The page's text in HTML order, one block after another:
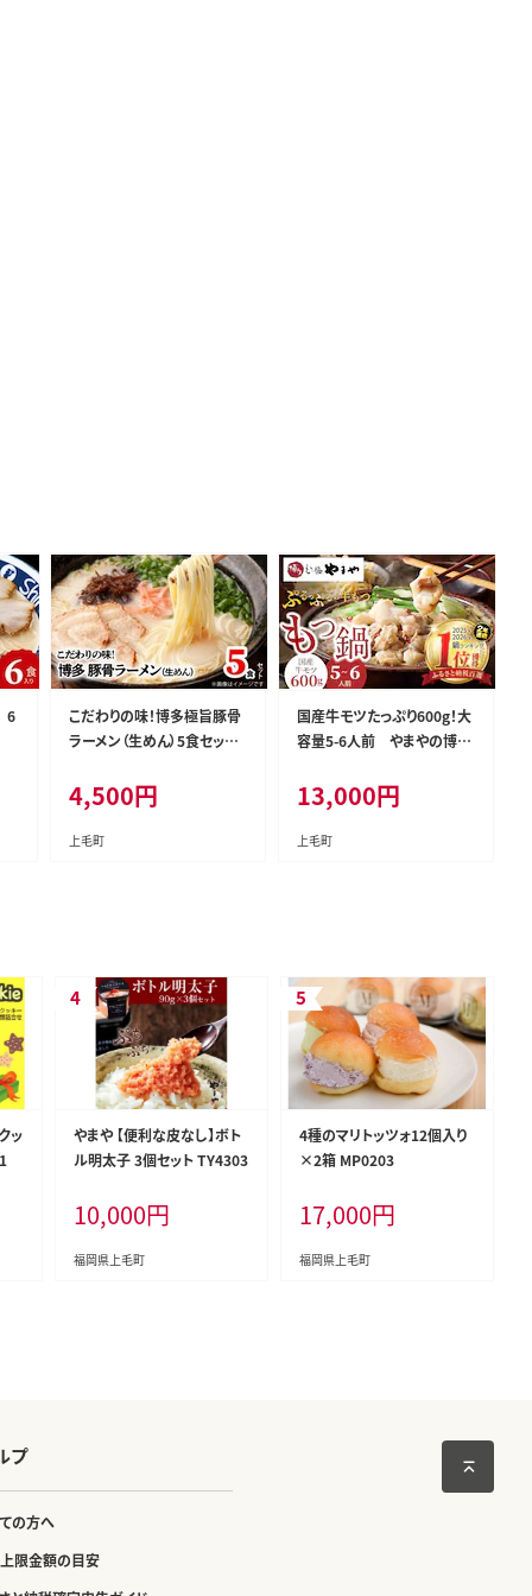
6
こだわりの味！博多極旨豚骨
ラーメン（生めん）5食セッ
4,500円
上毛町
国産牛モツたっぷり600g！大
容量5-6人前 やまやの博多
13,000円
上毛町
ッ
やまや 【便利な皮なし】ボト
ル明太子 3個セット TY4303
10,000円
福岡県上毛町
4種のマリトッツォ12個入り
×2箱 MP0203
17,000円
福岡県上毛町
プ
の方へ
限金額の目安